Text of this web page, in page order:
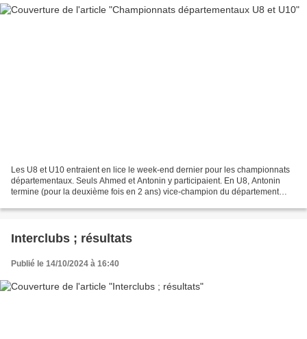
Les U8 et U10 entraient en lice le week-end dernier pour les championnats
départementaux. Seuls Ahmed et Antonin y participaient. En U8, Antonin
termine (pour la deuxième fois en 2 ans) vice-champion du département
Interclubs ; résultats
Publié le 14/10/2024 à 16:40